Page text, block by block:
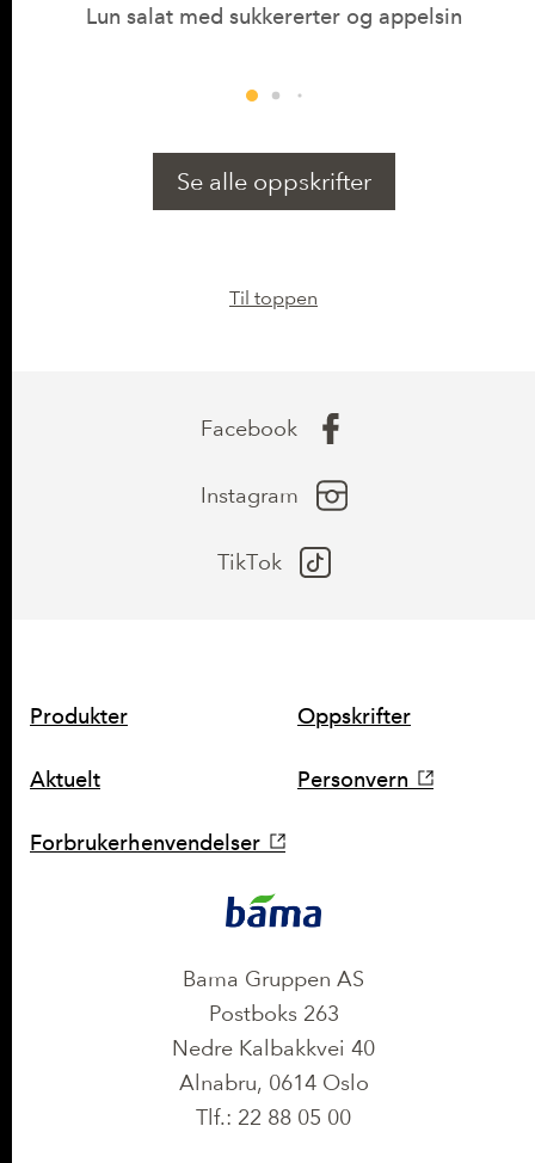
Magnesium (Mg) 23,4 mg(6% *)
8,96 µg
Lun salat med sukkererter og appelsin
Se alle oppskrifter
Til toppen
Facebook
Instagram
TikTok
Bama Gruppen AS
Postboks 263
Nedre Kalbakkvei 40
Alnabru, 0614 Oslo
Tlf.: 22 88 05 00
SNARVEIER
Produkter Oppskrifter
Aktuelt Personvern
Forbrukerhenvendelser